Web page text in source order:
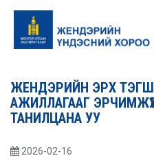
ЖЕНДЭРИЙН ЭРХ ТЭГШ
АЖИЛЛАГААГ
ТАНИЛЦАНА УУ
2026-02-16